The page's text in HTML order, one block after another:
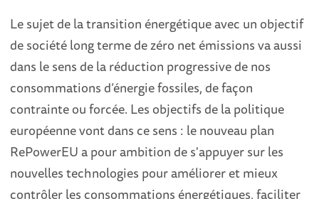
Le sujet de la transition énergétique avec un objectif
de société long terme de zéro net émissions va aussi
dans le sens de la réduction progressive de nos
consommations d’énergie fossiles, de façon
contrainte ou forcée. Les objectifs de la politique
européenne vont dans ce sens : le nouveau plan
RePowerEU a pour ambition de s'appuyer sur les
nouvelles technologies pour améliorer et mieux
contrôler les consommations énergétiques, faciliter